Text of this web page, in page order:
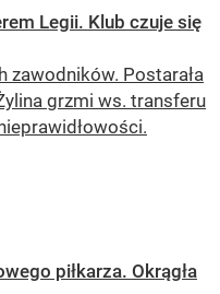
Legii. Klub czuje się
zawodników. Postarała
grzmi ws. transferu
piłkarza. Okrągła